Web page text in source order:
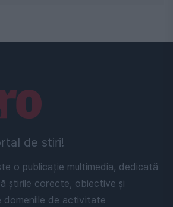
de stiri!
o publicație multimedia, dedicată
știrile corecte, obiective și
de activitate